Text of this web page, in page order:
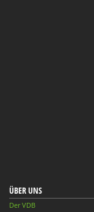
ÜBER UNS
Der VDB